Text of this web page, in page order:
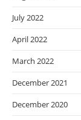
July 2022
April 2022
March 2022
December 2021
December 2020